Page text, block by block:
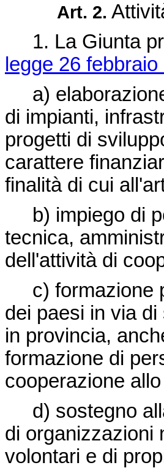
Art. 2.
1. La Giunta
legge 26
a)
di impianti,
progetti di
carattere
finalità di cui
b) impiego di
tecnica,
dell'attività di
c) formazione
dei paesi in via
in provincia,
formazione di
cooperazione
d) sostegno
di organizzazioni
volontari e di